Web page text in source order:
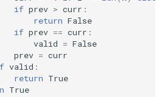
if prev > curr :
return False
if prev == curr :
valid = False
prev = curr
valid :
return True
True